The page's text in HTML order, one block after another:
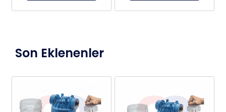
Son Eklenenler